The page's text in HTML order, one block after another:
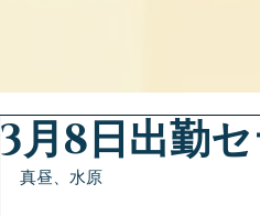
3月8日出勤
真昼、水原